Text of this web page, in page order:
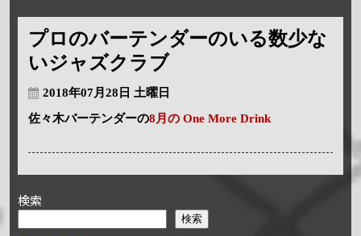
プロのバーテンダーのいる数少な
いジャズクラブ
2018年07月28日 土曜日
佐々木バーテンダーの8月の One More Drink
検索
検索